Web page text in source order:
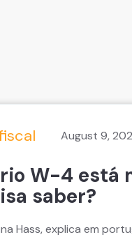
August 9,
W-4 está
saber?
Hass, explica em